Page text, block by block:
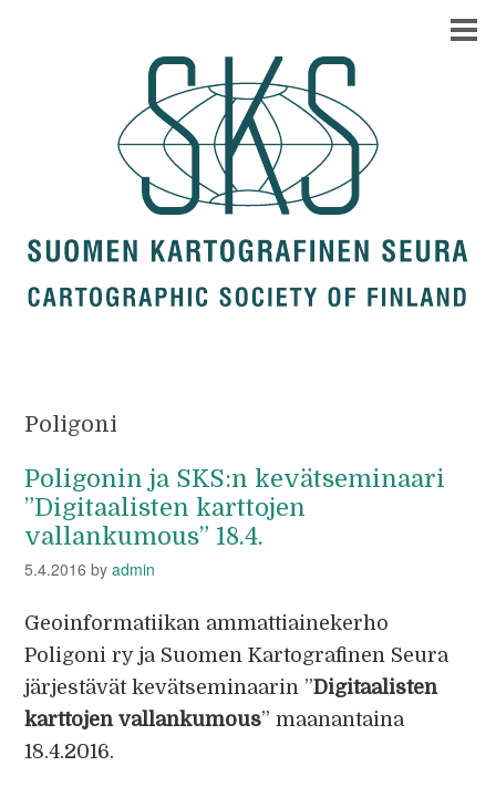
Poligoni
Poligonin ja SKS:n kevätseminaari
”Digitaalisten karttojen
vallankumous” 18.4.
5.4.2016 byadmin
Geoinformatiikan ammattiainekerho
Poligoni ry ja Suomen Kartografinen Seura
järjestävät kevätseminaarin ”Digitaalisten
karttojen vallankumous” maanantaina
18.4.2016.